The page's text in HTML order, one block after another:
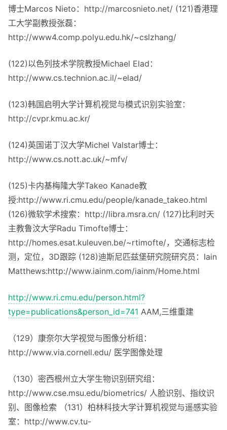
博士Marcos Nieto：http://marcosnieto.net/ (121)香港理
工大学副教授张磊：
http://www4.comp.polyu.edu.hk/~cslzhang/
(122)以色列技术学院教授Michael Elad：
http://www.cs.technion.ac.il/~elad/
(123)韩国启明大学计算机视觉与模式识别实验室：
http://cvpr.kmu.ac.kr/
(124)英国诺丁汉大学Michel Valstar博士：
http://www.cs.nott.ac.uk/~mfv/
(125)卡内基梅隆大学Takeo Kanade教
授:http://www.ri.cmu.edu/people/kanade_takeo.html
(126)微软学术搜索：http://libra.msra.cn/ (127)比利时天
主教鲁汶大学Radu Timofte博士：
http://homes.esat.kuleuven.be/~rtimofte/，交通标志检
测，定位，3D跟踪 (128)迪斯尼匹兹堡研究院研究员：Iain
Matthews:http://www.iainm.com/iainm/Home.html
http://www.ri.cmu.edu/person.html?
type=publications&person_id=741 AAM,三维重建
（129）康奈尔大学视觉与图像分析组：
http://www.via.cornell.edu/ 医学图像处理
（130）密西根州立大学生物识别研究组：
http://www.cse.msu.edu/biometrics/ 人脸识别、指纹识
别、图像检索 （131）柏林科技大学计算机视觉与遥感实验
室：http://www.cv.tu-